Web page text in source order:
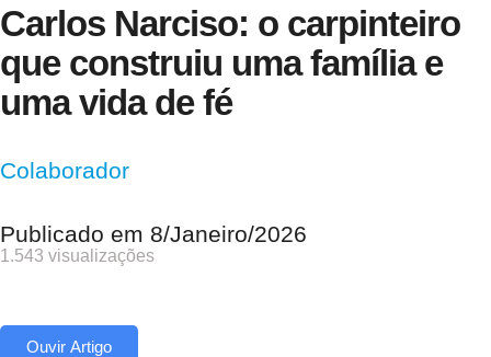
Carlos Narciso: o carpinteiro
que construiu uma família e
uma vida de fé
Colaborador
Publicado em 8/Janeiro/2026
1.543 visualizações
Ouvir Artigo